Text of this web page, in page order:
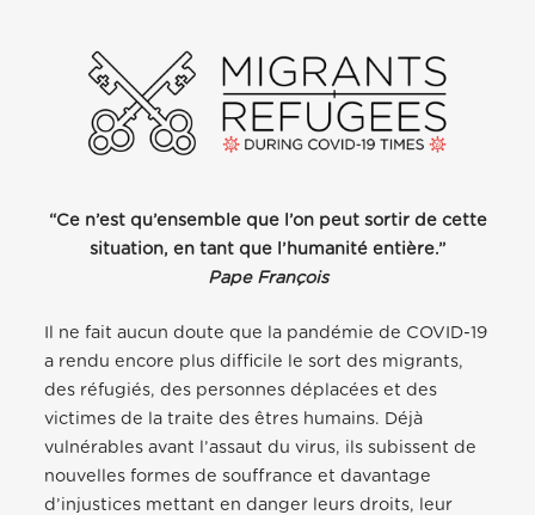
“Ce n’est qu’ensemble que l’on peut sortir de cette
situation, en tant que l’humanité entière.”
Pape François
Il ne fait aucun doute que la pandémie de COVID-19
a rendu encore plus difficile le sort des migrants,
des réfugiés, des personnes déplacées et des
victimes de la traite des êtres humains. Déjà
vulnérables avant l’assaut du virus, ils subissent de
nouvelles formes de souffrance et davantage
d’injustices mettant en danger leurs droits, leur